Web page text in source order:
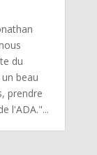
du
beau
prendre
l'ADA."...